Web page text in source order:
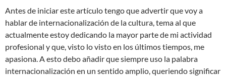
Antes de iniciar este artículo tengo que advertir que voy a
hablar de internacionalización de la cultura, tema al que
actualmente estoy dedicando la mayor parte de mi actividad
profesional y que, visto lo visto en los últimos tiempos, me
apasiona. A esto debo añadir que siempre uso la palabra
internacionalización en un sentido amplio, queriendo significar